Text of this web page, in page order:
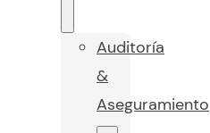
Auditoría
&
Aseguramiento